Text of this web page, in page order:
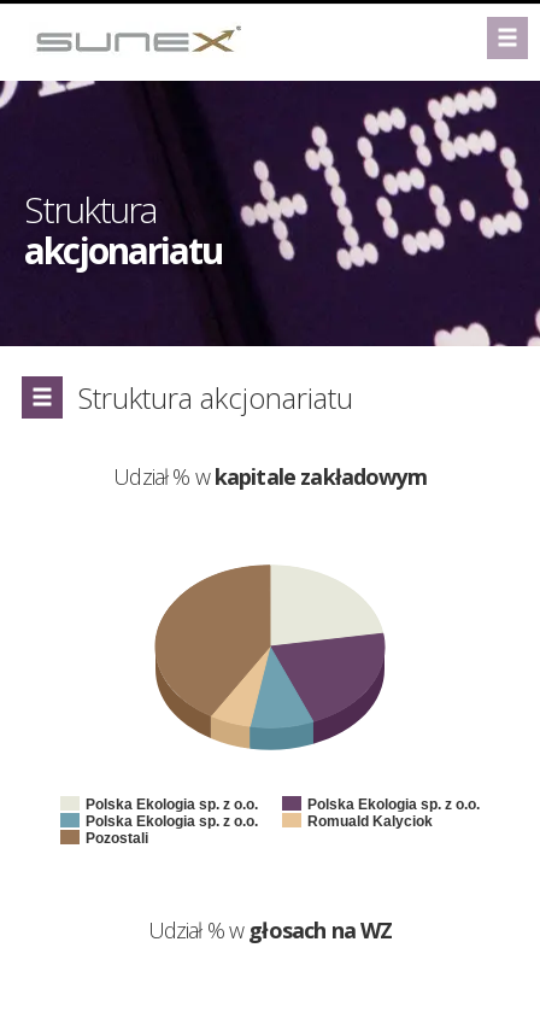
Struktura
akcjonariatu
Struktura akcjonariatu
Udział % wkapitale zakładowym
Polska Ekologia sp. z o.o.
Polska Ekologia sp. z o.o.
Polska Ekologia sp. z o.o.
Romuald Kalyciok
Pozostali
Udział % w głosach na WZ